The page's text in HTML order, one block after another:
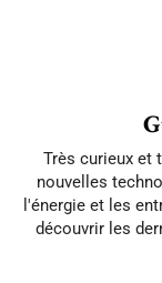
Très curieux et
nouvelles
l'énergie et les
découvrir les